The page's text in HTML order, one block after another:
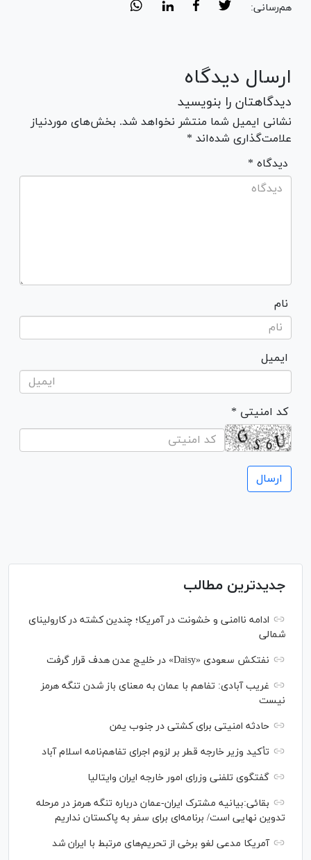
هم‌رسانی:
ارسال دیدگاه
دیدگاهتان را بنویسید
نشانی ایمیل شما منتشر نخواهد شد. بخش‌های موردنیاز
علامت‌گذاری شده‌اند *
* دیدگاه
نام
ایمیل
* کد امنیتی
جدیدترین مطالب
ادامه ناامنی و خشونت در آمریکا؛ چندین کشته در کارولینای
شمالی
نفتکش سعودی «Daisy» در خلیج عدن هدف قرار گرفت
غریب آبادی: تفاهم با عمان به معنای باز شدن تنگه هرمز
نیست
حادثه امنیتی برای کشتی در جنوب یمن
تأکید وزیر خارجه قطر بر لزوم اجرای تفاهم‌نامه اسلام آباد
گفتگوی تلفنی وزرای امور خارجه ایران وایتالیا
بقائی:بیانیه مشترک ایران-عمان درباره تنگه هرمز در مرحله
تدوین نهایی است/ برنامه‌ای برای سفر به پاکستان نداریم
آمریکا مدعی لغو برخی از تحریم‌های مرتبط با ایران شد